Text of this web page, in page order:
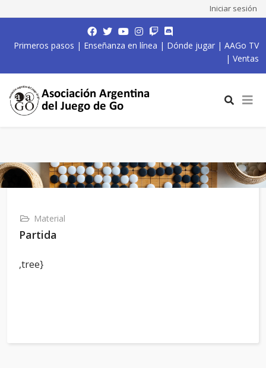
Iniciar sesión
Primeros pasos | Enseñanza en línea | Dónde jugar | AAGo TV
| Ventas
Material
Partida
,tree}